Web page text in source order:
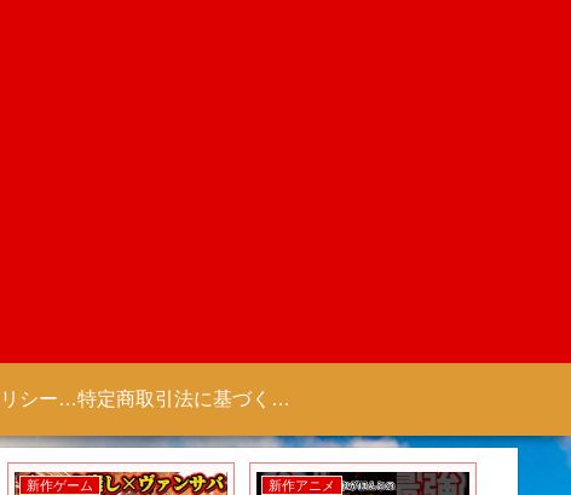
プライバシーポリシー 【Colorful Creation】 特定商取引法に基づく表記（商取引に関する開示）
新作ゲーム 新作アニメ